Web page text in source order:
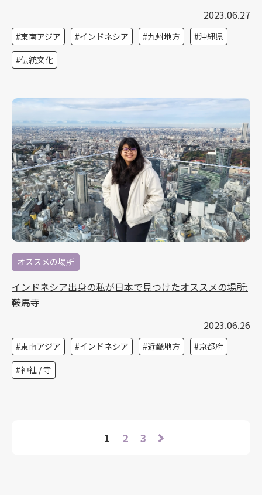
2023.06.27
東南アジア インドネシア 九州地方
沖縄県
伝統文化
オススメの場所
インドネシア出身の私が日本で見つけたオススメの場所:
鞍馬寺
2023.06.26
東南アジア インドネシア 近畿地方
京都府
神社 / 寺
1 2 3